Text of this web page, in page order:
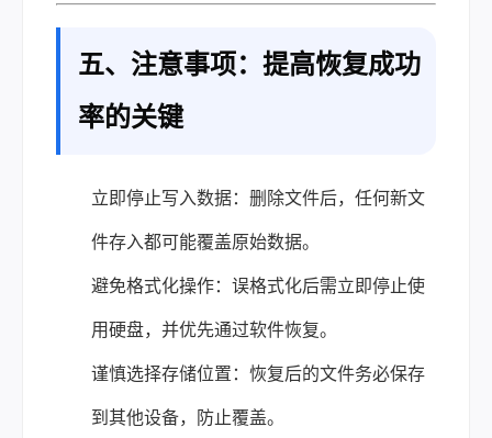
五、注意事项：提高恢复成功
率的关键
立即停止写入数据：删除文件后，任何新文
件存入都可能覆盖原始数据。
避免格式化操作：误格式化后需立即停止使
用硬盘，并优先通过软件恢复。
谨慎选择存储位置：恢复后的文件务必保存
到其他设备，防止覆盖。